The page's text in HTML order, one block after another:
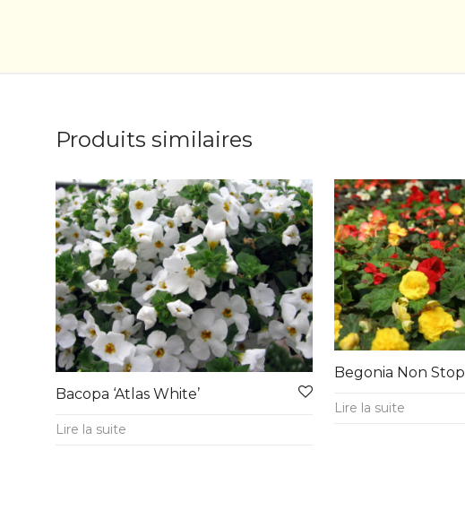
Produits similaires
Bacopa ‘Atlas White’
Lire la suite
Begonia Non Stop
Lire la suite